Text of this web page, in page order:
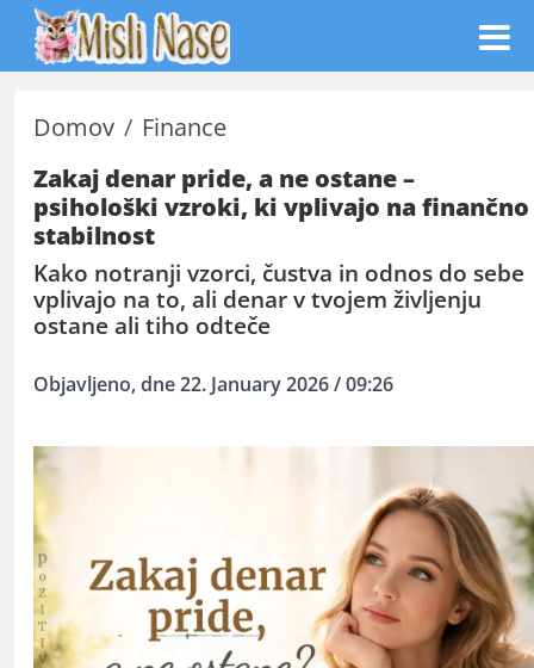
Domov
Finance
Zakaj denar pride, a ne ostane –
psihološki vzroki, ki vplivajo na finančno
stabilnost
Kako notranji vzorci, čustva in odnos do sebe
vplivajo na to, ali denar v tvojem življenju
ostane ali tiho odteče
Objavljeno, dne 22. January 2026 / 09:26